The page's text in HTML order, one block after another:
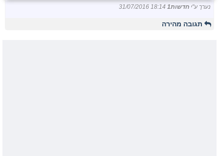
נערך ע"י חדשות1 31/07/2016 18:14
תגובה מהירה